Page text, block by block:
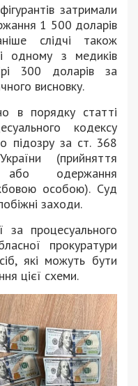
затримали
1 500 доларів
слідчі також
одному з медиків
300 доларів за
висновку.
в порядку статті
кодексу
підозру за ст. 368
(прийняття
або одержання
особою). Суд
заходи.
за процесуального
прокуратури
які можуть бути
цієї схеми.